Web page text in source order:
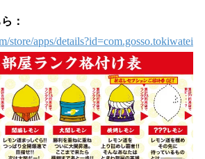
：
store/apps/details?id=com.gosso.tokiwatei